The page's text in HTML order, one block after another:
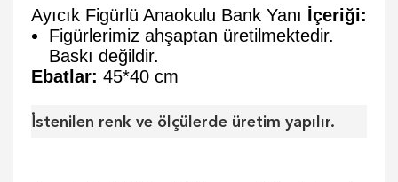
Ayıcık Figürlü Anaokulu Bank Yanı İçeriği:
Figürlerimiz ahşaptan üretilmektedir.
Baskı değildir.
Ebatlar: 45*40 cm
İstenilen renk ve ölçülerde üretim yapılır.